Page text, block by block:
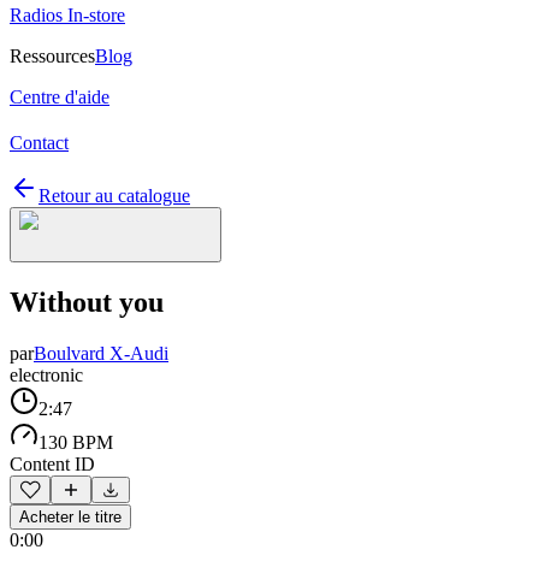
Radios In-store
RessourcesBlog
Centre d'aide
Contact
Retour au catalogue
Without you
parBoulvard X-Audi
electronic
2:47
130 BPM
Content ID
Acheter le titre
0:00